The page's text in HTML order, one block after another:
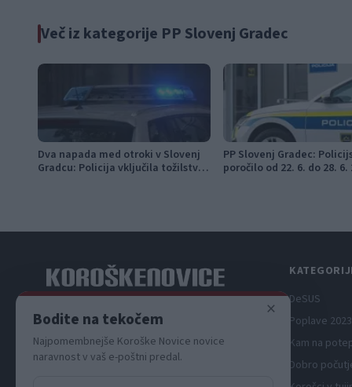
Več iz kategorije PP Slovenj Gradec
Dva napada med otroki v Slovenj
Gradcu: Policija vključila tožilstvo
PP Slovenj Gradec:
poročilo od 22. 6. do 28. 6.
Spletni medij koroških dogodkov.
DeSUS
Poplave
Kam na
Dobro
×
Bodite na tekočem
Najpomembnejše Koroške Novice novice
naravnost v vaš e-poštni predal.